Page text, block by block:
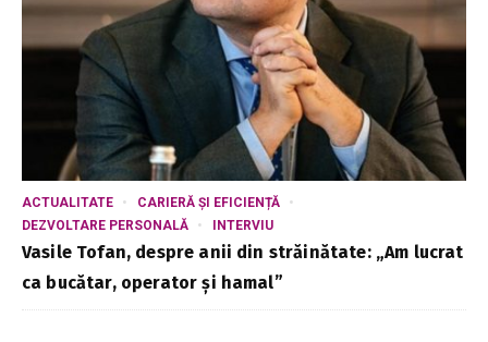
ACTUALITATE
CARIERĂ ȘI EFICIENȚĂ
DEZVOLTARE PERSONALĂ
INTERVIU
Vasile Tofan, despre anii din străinătate: „Am lucrat
ca bucătar, operator și hamal”